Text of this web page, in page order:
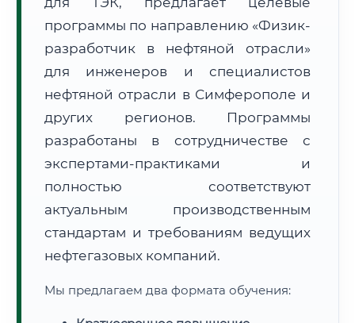
Расчет логистики оригиналов:
• Маршрут транзита:
~3 582 км
• Экспресс-доставка СДЭК / Почтой:
📜 Документы и аккредитация
программы по направлению «Физик-
разработчик в нефтяной отрасли»
для инженеров и специалистов
нефтяной отрасли в Симферополе и
других регионов. Программы
разработаны в сотрудничестве с
экспертами-практиками и
полностью соответствуют
актуальным производственным
стандартам и требованиям ведущих
нефтегазовых компаний.
Мы предлагаем два формата обучения: